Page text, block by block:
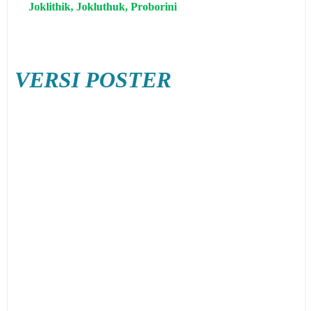
Joklithik, Jokluthuk, Proborini
VERSI POSTER